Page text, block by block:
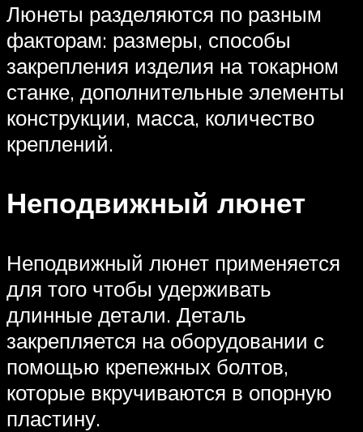
Люнеты разделяются по разным
факторам: размеры, способы
закрепления изделия на токарном
станке, дополнительные элементы
конструкции, масса, количество
креплений.
Неподвижный люнет
Неподвижный люнет применяется
для того чтобы удерживать
длинные детали. Деталь
закрепляется на оборудовании с
помощью крепежных болтов,
которые вкручиваются в опорную
пластину.